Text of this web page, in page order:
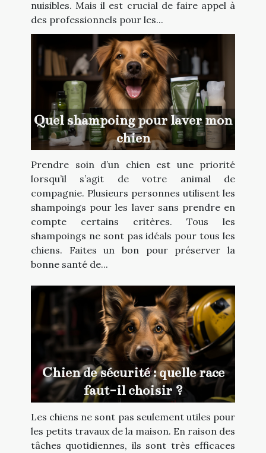
nuisibles. Mais il est crucial de faire appel à
des professionnels pour les...
Quel shampoing pour laver mon
chien
Prendre soin d’un chien est une priorité
lorsqu’il s’agit de votre animal de
compagnie. Plusieurs personnes utilisent les
shampoings pour les laver sans prendre en
compte certains critères. Tous les
shampoings ne sont pas idéals pour tous les
chiens. Faites un bon pour préserver la
bonne santé de...
Chien de sécurité : quelle race
faut-il choisir ?
Les chiens ne sont pas seulement utiles pour
les petits travaux de la maison. En raison des
tâches quotidiennes, ils sont très efficaces